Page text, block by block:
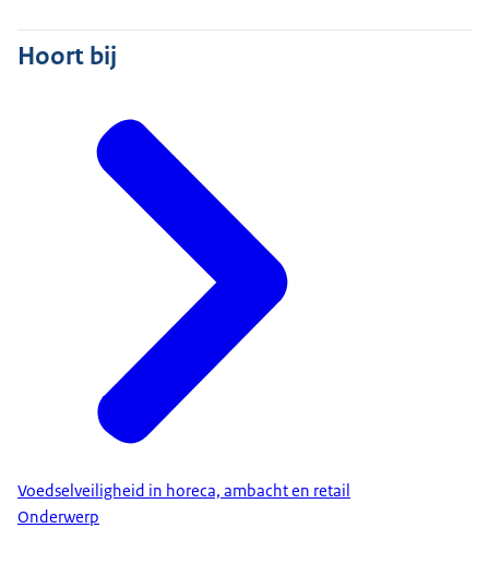
Hoort bij
Voedselveiligheid in horeca, ambacht en retail
Onderwerp